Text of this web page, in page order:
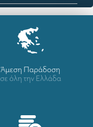
Άμεση Παράδοση
σε όλη την Ελλάδα